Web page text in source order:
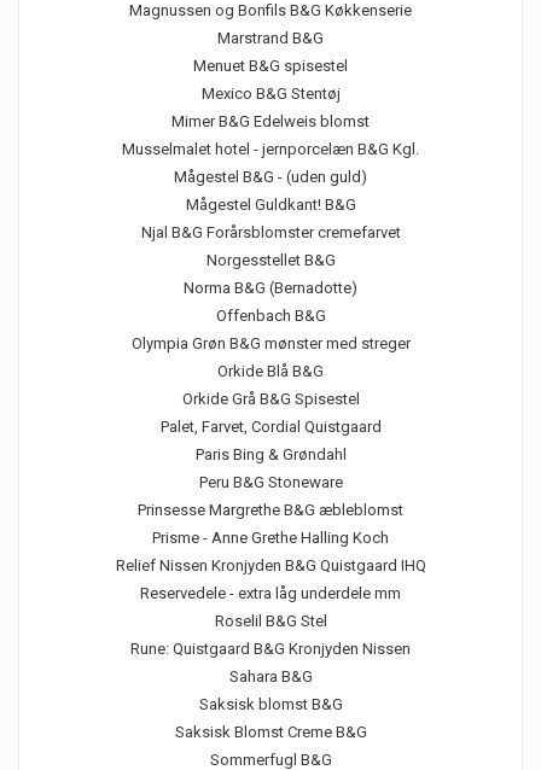
Magnussen og Bonfils B&G Køkkenserie
Marstrand B&G
Menuet B&G spisestel
Mexico B&G Stentøj
Mimer B&G Edelweis blomst
Musselmalet hotel - jernporcelæn B&G Kgl.
Mågestel B&G - (uden guld)
Mågestel Guldkant! B&G
Njal B&G Forårsblomster cremefarvet
Norgesstellet B&G
Norma B&G (Bernadotte)
Offenbach B&G
Olympia Grøn B&G mønster med streger
Orkide Blå B&G
Orkide Grå B&G Spisestel
Palet, Farvet, Cordial Quistgaard
Paris Bing & Grøndahl
Peru B&G Stoneware
Prinsesse Margrethe B&G æbleblomst
Prisme - Anne Grethe Halling Koch
Relief Nissen Kronjyden B&G Quistgaard IHQ
Reservedele - extra låg underdele mm
Roselil B&G Stel
Rune: Quistgaard B&G Kronjyden Nissen
Sahara B&G
Saksisk blomst B&G
Saksisk Blomst Creme B&G
Sommerfugl B&G